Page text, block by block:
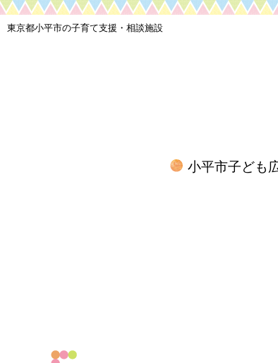
東京都小平市の子育て支援・相談施設
小平市子ども